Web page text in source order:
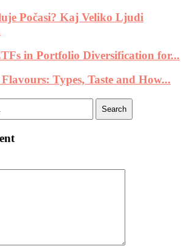
Počasi? Kaj Veliko Ljudi
in Portfolio Diversification for...
Types, Taste and How...
Search